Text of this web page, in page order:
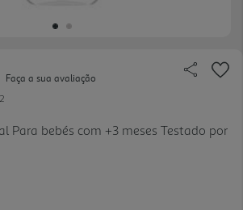
Faça a sua avaliação
Para bebés com +3 meses Testado por